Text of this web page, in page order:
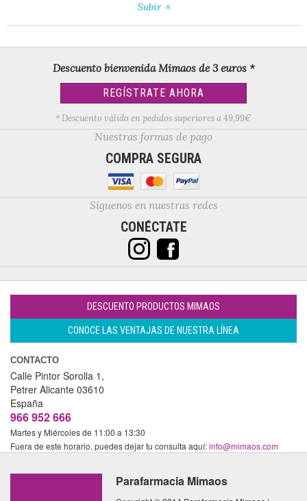
Subir
Descuento bienvenida Mimaos de 3 euros *
REGÍSTRATE AHORA
* Descuento válido en pedidos superiores a 49,99€
Nuestras formas de pago
COMPRA SEGURA
Síguenos en nuestras redes
CONÉCTATE
DESCUENTO PRODUCTOS MIMAOS
CONOCE LAS VENTAJAS DE NUESTRA LÍNEA
CONTACTO
Calle Pintor Sorolla 1,
Petrer Alicante 03610
España
966 952 666
Martes y Miércoles de 11:00 a 13:30
Fuera de este horario, puedes dejar tu consulta aquí:info@mimaos.com
Parafarmacia Mimaos